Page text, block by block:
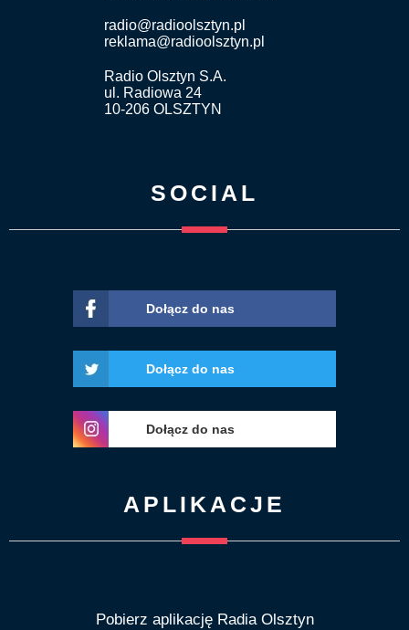
radio@radioolsztyn.pl
reklama@radioolsztyn.pl
Radio Olsztyn S.A.
ul. Radiowa 24
10-206 OLSZTYN
SOCIAL
Dołącz do nas
Dołącz do nas
Dołącz do nas
APLIKACJE
Pobierz aplikację Radia Olsztyn